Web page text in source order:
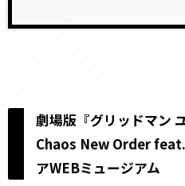
劇場版『グリッドマン
Chaos New Order
アWEBミュージアム